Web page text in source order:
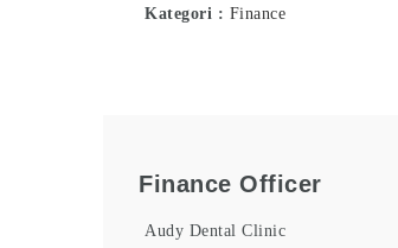
Kategori : Finance
Finance Officer
Audy Dental Clinic